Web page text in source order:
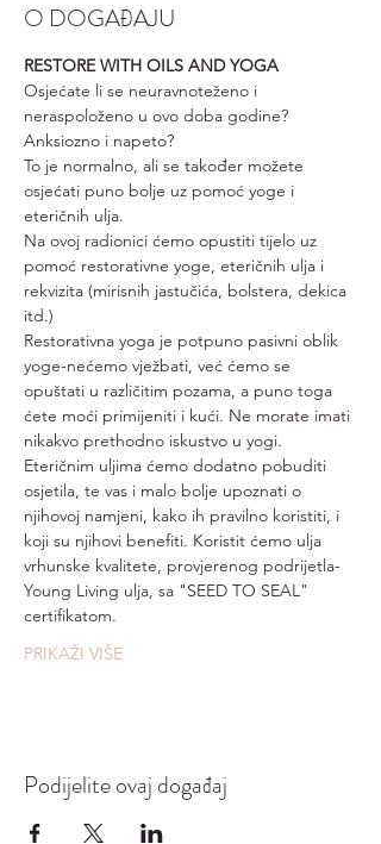
O DOGAĐAJU
RESTORE WITH OILS AND YOGA
Osjećate li se neuravnoteženo i
neraspoloženo u ovo doba godine?
Anksiozno i napeto?
To je normalno, ali se također možete
osjećati puno bolje uz pomoć yoge i
eteričnih ulja.
Na ovoj radionici ćemo opustiti tijelo uz
pomoć restorativne yoge, eteričnih ulja i
rekvizita (mirisnih jastučića, bolstera, dekica
itd.)
Restorativna yoga je potpuno pasivni oblik
yoge-nećemo vježbati, već ćemo se
opuštati u različitim pozama, a puno toga
ćete moći primijeniti i kući. Ne morate imati
nikakvo prethodno iskustvo u yogi.
Eteričnim uljima ćemo dodatno pobuditi
osjetila, te vas i malo bolje upoznati o
njihovoj namjeni, kako ih pravilno koristiti, i
koji su njihovi benefiti. Koristit ćemo ulja
vrhunske kvalitete, provjerenog podrijetla-
Young Living ulja, sa "SEED TO SEAL"
certifikatom.
PRIKAŽI VIŠE
Podijelite ovaj događaj